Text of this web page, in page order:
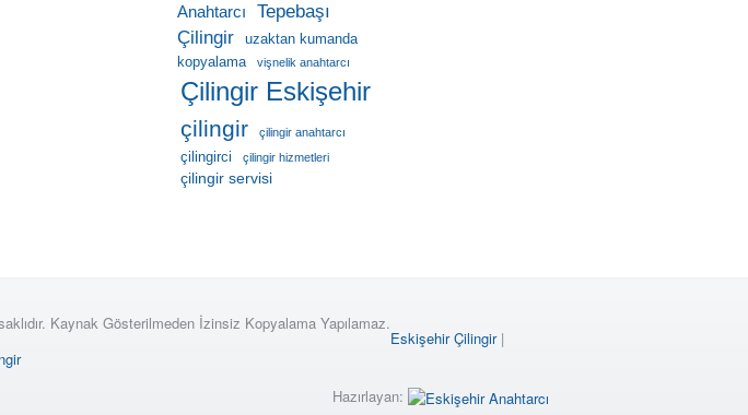
Anahtarcı
Tepebaşı
Çilingir
uzaktan kumanda
kopyalama
vişnelik anahtarcı
Çilingir Eskişehir
çilingir çilingir anahtarcı
çilingirci çilingir hizmetleri
çilingir servisi
Kaynak Gösterilmeden İzinsiz Kopyalama Yapılamaz.
Eskişehir Çilingir|
Hazırlayan: